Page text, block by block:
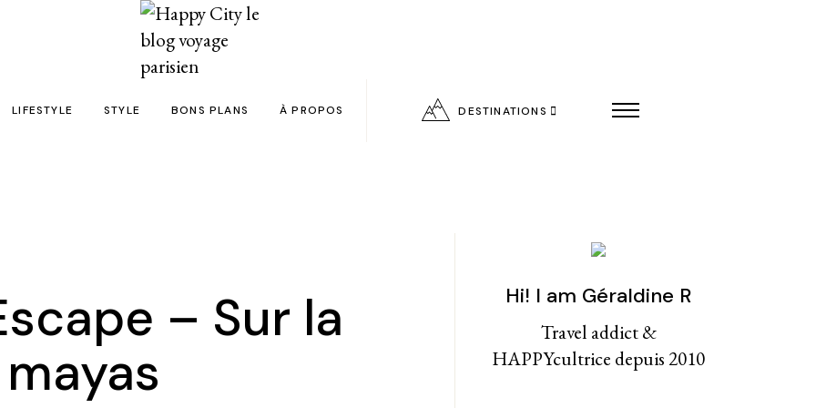
en 24h chrono
filles
LIFESTYLE
Livres
Kids
STYLE
Tattoos
BONS PLANS À PROPOS
Politique de confidentialité
DESTINATIONS
– Sur la
Hi! I am Géraldine R
Travel addict &
HAPPYcultrice depuis 2010